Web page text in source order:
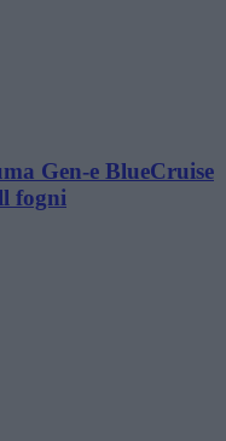
Gen-e BlueCruise
fogni